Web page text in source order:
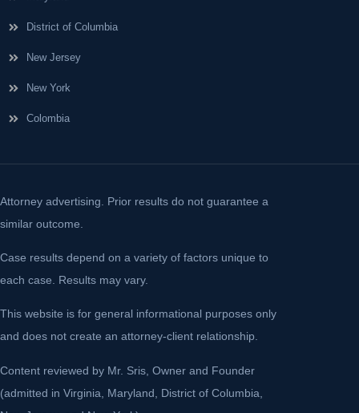
District of Columbia
New Jersey
New York
Colombia
Attorney advertising. Prior results do not guarantee a
similar outcome.
Case results depend on a variety of factors unique to
each case. Results may vary.
This website is for general informational purposes only
and does not create an attorney-client relationship.
Content reviewed by Mr. Sris, Owner and Founder
(admitted in Virginia, Maryland, District of Columbia,